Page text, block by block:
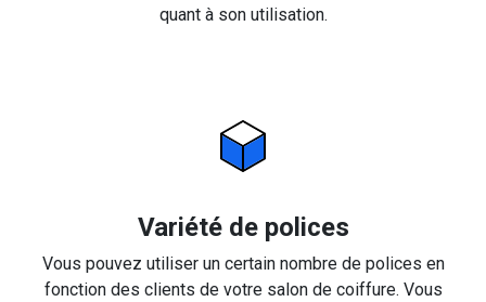
quant à son utilisation.
Variété de polices
Vous pouvez utiliser un certain nombre de polices en
fonction des clients de votre salon de coiffure. Vous